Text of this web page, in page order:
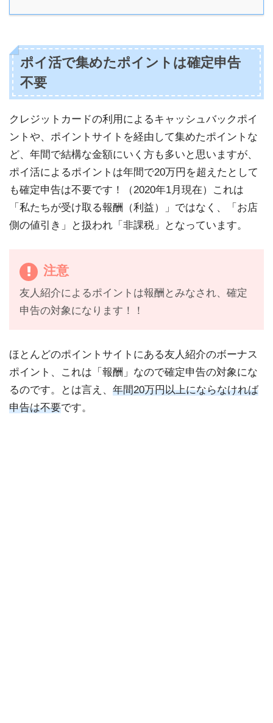
ポイ活で集めたポイントは確定申告
不要
クレジットカードの利用によるキャッシュバックポイ
ントや、ポイントサイトを経由して集めたポイントな
ど、年間で結構な金額にいく方も多いと思いますが、
ポイ活によるポイントは年間で20万円を超えたとして
も確定申告は不要です！（2020年1月現在）これは
「私たちが受け取る報酬（利益）」ではなく、「お店
側の値引き」と扱われ「非課税」となっています。
注意
友人紹介によるポイントは報酬とみなされ、確定
申告の対象になります！！
ほとんどのポイントサイトにある友人紹介のボーナス
ポイント、これは「報酬」なので確定申告の対象にな
るのです。とは言え、 年間20万円以上にならなければ
申告は不要です。